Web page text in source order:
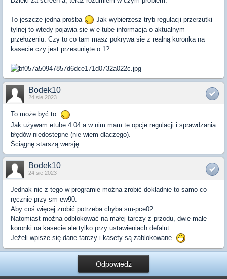
To jeszcze jedna prośba
Jak wybierzesz tryb regulacji przerzutki
tylnej to wtedy pojawia się w e-tube informacja o aktualnym
przełożeniu. Czy to co tam masz pokrywa się z realną koronką na
kasecie czy jest przesunięte o 1?
Bodek10
24 sie 2023
To może być to
Jak używam etube 4.04 a w nim mam te opcje regulacji i sprawdzania
błędów niedostępne (nie wiem dlaczego).
Ściągnę starszą wersję.
Bodek10
24 sie 2023
Jednak nic z tego w programie można zrobić dokładnie to samo co
ręcznie przy sm-ew90.
Aby coś więcej zrobić potrzeba chyba sm-pce02.
Natomiast można odblokować na małej tarczy z przodu, dwie małe
koronki na kasecie ale tylko przy ustawieniach defalut.
Jeżeli wpisze się dane tarczy i kasety są zablokowane
Odpowiedz